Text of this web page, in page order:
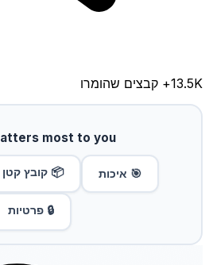
13.5K+ קבצים שהומרו
most to you?
🎯 איכות 📦 קובץ קטן
🔒 פרטיות